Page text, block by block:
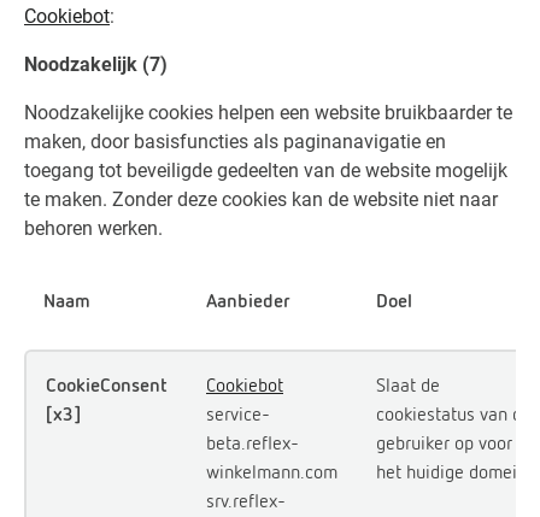
Cookiebot:
Noodzakelijk (7)
Noodzakelijke cookies helpen een website bruikbaarder te
maken, door basisfuncties als paginanavigatie en
toegang tot beveiligde gedeelten van de website mogelijk
te maken. Zonder deze cookies kan de website niet naar
behoren werken.
Naam Aanbieder Doel
CookieConsent
[x3]
Cookiebot
service-
beta.reflex-
winkelmann.com
srv.reflex-
Slaat de
cookiestatus van de
gebruiker op voor
het huidige domein